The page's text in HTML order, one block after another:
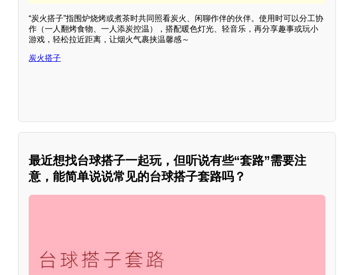
“炭火搭子”指围炉烧烤或煮茶时共同照看炭火、闲聊作伴的伙伴。使用时可以分工协
作（一人翻烤食物、一人添炭控温），搭配暖色灯光、轻音乐，再分享趣事或玩小
游戏，轻松拉近距离，让烟火气裹挟温馨感～
炭火搭子
最近想找台球搭子一起玩，但听说有些“套路”需要注
意，能简单说说常见的台球搭子套路吗？